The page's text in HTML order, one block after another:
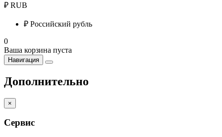
₽ RUB
₽ Российский рубль
0
Ваша корзина пуста
Навигация
Дополнительно
×
Сервис